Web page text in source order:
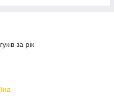
за рік